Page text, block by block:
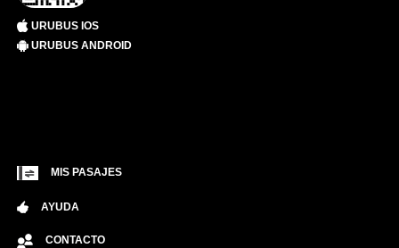
URUBUS IOS
URUBUS ANDROID
MIS PASAJES
AYUDA
CONTACTO